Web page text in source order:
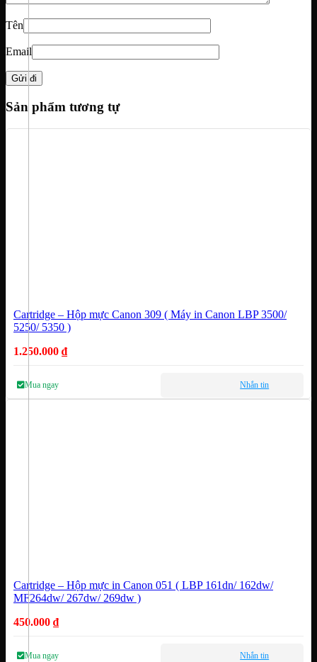
Tên
Email
Sản phẩm tương tự
Cartridge – Hộp mực Canon 309 ( Máy in Canon LBP 3500/
5250/ 5350 )
1.250.000 ₫
Mua ngay Nhắn tin
Cartridge – Hộp mực in Canon 051 ( LBP 161dn/ 162dw/
MF264dw/ 267dw/ 269dw )
450.000 ₫
Mua ngay Nhắn tin